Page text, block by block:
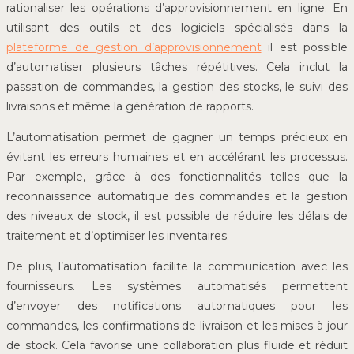
rationaliser les opérations d’approvisionnement en ligne. En
utilisant des outils et des logiciels spécialisés dans la
plateforme de gestion d’approvisionnementil est possible
d’automatiser plusieurs tâches répétitives. Cela inclut la
passation de commandes, la gestion des stocks, le suivi des
livraisons et même la génération de rapports.
L’automatisation permet de gagner un temps précieux en
évitant les erreurs humaines et en accélérant les processus.
Par exemple, grâce à des fonctionnalités telles que la
reconnaissance automatique des commandes et la gestion
des niveaux de stock, il est possible de réduire les délais de
traitement et d’optimiser les inventaires.
De plus, l’automatisation facilite la communication avec les
fournisseurs. Les systèmes automatisés permettent
d’envoyer des notifications automatiques pour les
commandes, les confirmations de livraison et les mises à jour
de stock. Cela favorise une collaboration plus fluide et réduit